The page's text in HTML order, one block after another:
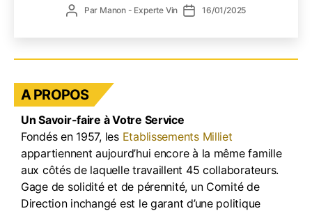
votre
AuteurPar Manon - Experte Vin Date
16/01/2025
A PROPOS
Un Savoir-faire à Votre Service
Fondés en 1957, les Etablissements Milliet
appartiennent aujourd’hui encore à la même famille
aux côtés de laquelle travaillent 45 collaborateurs.
Gage de solidité et de pérennité, un Comité de
Direction inchangé est le garant d’une politique